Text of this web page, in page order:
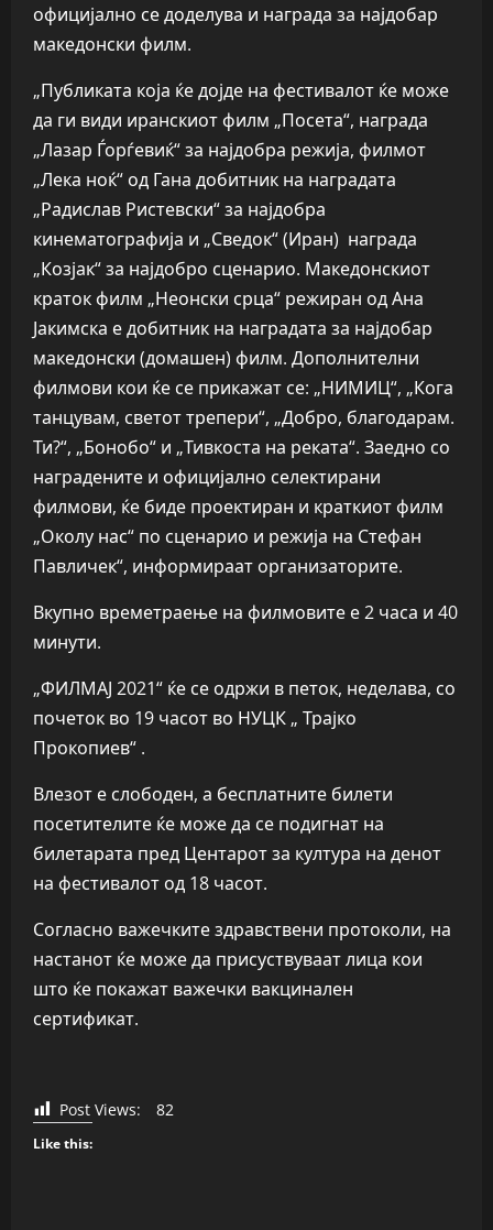
официјално се доделува и награда за најдобар
македонски филм.
„Публиката која ќе дојде на фестивалот ќе може
да ги види иранскиот филм „Посета“, награда
„Лазар Ѓорѓевиќ“ за најдобра режија, филмот
„Лека ноќ“ од Гана добитник на наградата
„Радислав Ристевски“ за најдобра
кинематографија и „Сведок“ (Иран) награда
„Козјак“ за најдобро сценарио. Македонскиот
краток филм „Неонски срца“ режиран од Ана
Јакимска е добитник на наградата за најдобар
македонски (домашен) филм. Дополнителни
филмови кои ќе се прикажат се: „НИМИЦ“, „Кога
танцувам, светот трепери“, „Добро, благодарам.
Ти?“, „Бонобо“ и „Тивкоста на реката“. Заедно со
наградените и официјално селектирани
филмови, ќе биде проектиран и краткиот филм
„Околу нас“ по сценарио и режија на Стефан
Павличек“, информираат организаторите.
Вкупно времетраење на филмовите е 2 часа и 40
минути.
„ФИЛМАЈ 2021“ ќе се одржи в петок, неделава, со
почеток во 19 часот во НУЦК „ Трајко
Прокопиев“ .
Влезот е слободен, а бесплатните билети
посетителите ќе може да се подигнат на
билетарата пред Центарот за култура на денот
на фестивалот од 18 часот.
Согласно важечките здравствени протоколи, на
настанот ќе може да присуствуваат лица кои
што ќе покажат важечки вакцинален
сертификат.
Post Views: 82
Like this: